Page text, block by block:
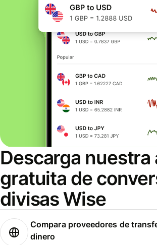
Descarga nuestra
gratuita de
divisas Wise
Compara proveedores de
dinero